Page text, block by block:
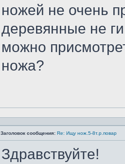
ножей не очень
деревянные не
можно
ножа?
Заголовок сообщения: Re: Ищу нож.5-8т.р.повар
Здравствуйте!